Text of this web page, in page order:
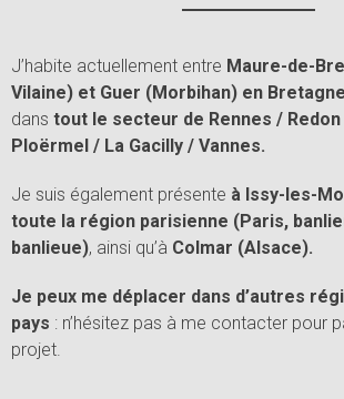
J’habite actuellement entre Maure-de-
Vilaine) et Guer (Morbihan) en Bretagne
dans tout le secteur de Rennes / Redon
Ploërmel / La Gacilly / Vannes.
Je suis également présente à Issy-les-
toute la région parisienne (Paris,
banlieue), ainsi qu’à Colmar (Alsace).
Je peux me déplacer dans d’autres
pays : n’hésitez pas à me contacter pour
projet.